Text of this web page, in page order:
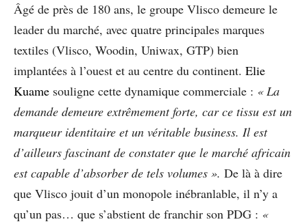
Âgé de près de 180 ans, le groupe Vlisco demeure le
leader du marché, avec quatre principales marques
textiles (Vlisco, Woodin, Uniwax, GTP) bien
implantées à l’ouest et au centre du continent. Elie
Kuame souligne cette dynamique commerciale : « La
demande demeure extrêmement forte, car ce tissu est un
marqueur identitaire et un véritable business. Il est
d’ailleurs fascinant de constater que le marché africain
est capable d’absorber de tels volumes ». De là à dire
que Vlisco jouit d’un monopole inébranlable, il n’y a
qu’un pas… que s’abstient de franchir son PDG : «